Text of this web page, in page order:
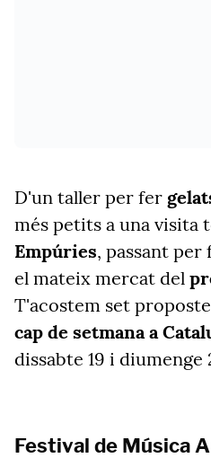
D'un taller per fer
més petits a una visita
Empúries, passant per
el mateix mercat del
T'acostem set
cap de setmana a
dissabte 19 i diumenge
Festival de Música